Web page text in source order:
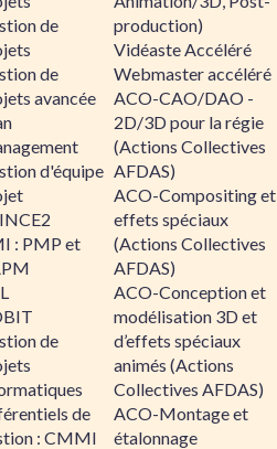
de
de
avancée
d'équipe
: PMP et
de
de
: CMMI
production)
Vidéaste Accéléré
Webmaster accéléré
ACO-CAO/DAO -
2D/3D pour la régie
(Actions Collectives
AFDAS)
ACO-Compositing et
effets spéciaux
(Actions Collectives
AFDAS)
ACO-Conception et
modélisation 3D et
d’effets spéciaux
animés (Actions
Collectives AFDAS)
ACO-Montage et
étalonnage